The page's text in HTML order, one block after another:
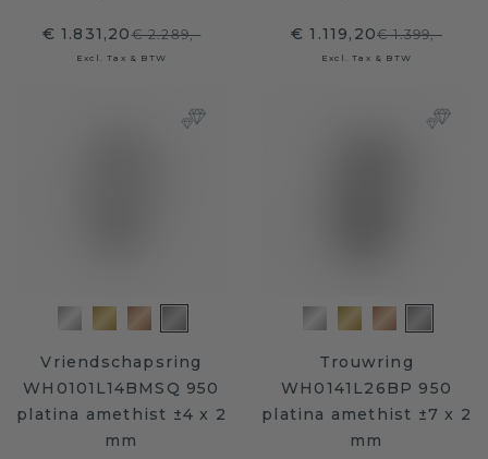
€ 1.831,20€ 2.289,-
Excl. Tax & BTW
€ 1.119,20€ 1.399,-
Excl. Tax & BTW
Vriendschapsring
WH0101L14BMSQ 950
platina amethist ±4 x 2
mm
Trouwring
WH0141L26BP 950
platina amethist ±7 x 2
mm